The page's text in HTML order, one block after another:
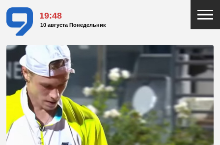
19:48
10 августа Понедельник